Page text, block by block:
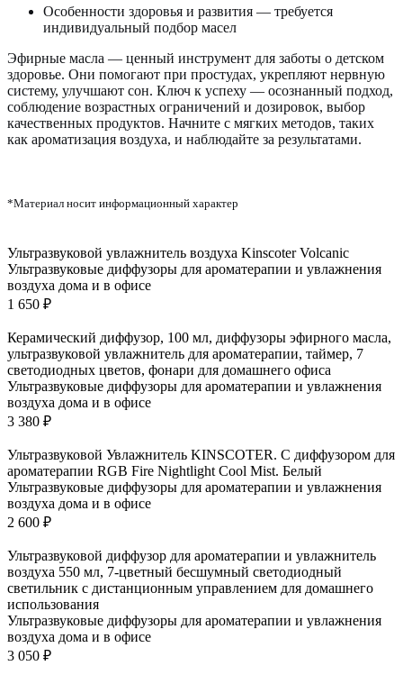
Особенности здоровья и развития — требуется
индивидуальный подбор масел
Эфирные масла — ценный инструмент для заботы о детском
здоровье. Они помогают при простудах, укрепляют нервную
систему, улучшают сон. Ключ к успеху — осознанный подход,
соблюдение возрастных ограничений и дозировок, выбор
качественных продуктов. Начните с мягких методов, таких
как ароматизация воздуха, и наблюдайте за результатами.
*Материал носит информационный характер
Ультразвуковой увлажнитель воздуха Kinscoter Volcanic
Ультразвуковые диффузоры для ароматерапии и увлажнения
воздуха дома и в офисе
1 650 ₽
Керамический диффузор, 100 мл, диффузоры эфирного масла,
ультразвуковой увлажнитель для ароматерапии, таймер, 7
светодиодных цветов, фонари для домашнего офиса
Ультразвуковые диффузоры для ароматерапии и увлажнения
воздуха дома и в офисе
3 380 ₽
Ультразвуковой Увлажнитель KINSCOTER. С диффузором для
ароматерапии RGB Fire Nightlight Cool Mist. Белый
Ультразвуковые диффузоры для ароматерапии и увлажнения
воздуха дома и в офисе
2 600 ₽
Ультразвуковой диффузор для ароматерапии и увлажнитель
воздуха 550 мл, 7-цветный бесшумный светодиодный
светильник с дистанционным управлением для домашнего
использования
Ультразвуковые диффузоры для ароматерапии и увлажнения
воздуха дома и в офисе
3 050 ₽